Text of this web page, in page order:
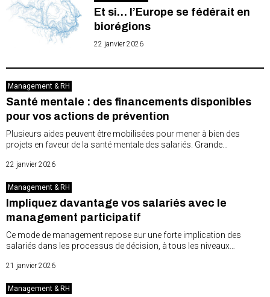
Et si… l’Europe se fédérait en
biorégions
22 janvier 2026
Management & RH
Santé mentale : des financements disponibles
pour vos actions de prévention
Plusieurs aides peuvent être mobilisées pour mener à bien des
projets en faveur de la santé mentale des salariés. Grande…
22 janvier 2026
Management & RH
Impliquez davantage vos salariés avec le
management participatif
Ce mode de management repose sur une forte implication des
salariés dans les processus de décision, à tous les niveaux…
21 janvier 2026
Management & RH